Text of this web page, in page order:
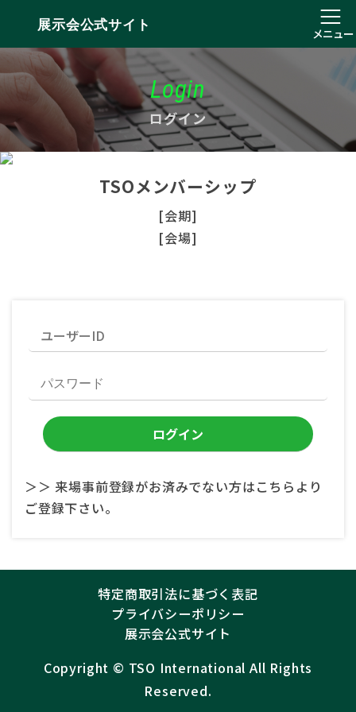
展示会公式サイト
メニュー
Login
ログイン
TSOメンバーシップ
[会期]
[会場]
＞＞ 来場事前登録がお済みでない方はこちらより
ご登録下さい。
特定商取引法に基づく表記
プライバシーポリシー
展示会公式サイト
Copyright ©︎ TSO International All Rights
Reserved.